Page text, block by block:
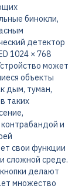
бинокли,
детектор
1024 × 768
может
объекты
дым, туман,
таких
и
свои функции
сложной среде.
делают
множество